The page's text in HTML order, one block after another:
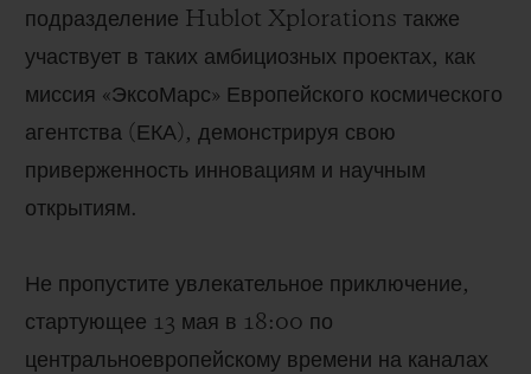
подразделение Hublot Xplorations также
участвует в таких амбициозных проектах, как
миссия «ЭксоМарс» Европейского космического
агентства (ЕКА), демонстрируя свою
приверженность инновациям и научным
открытиям.
Не пропустите увлекательное приключение,
стартующее 13 мая в 18:00 по
центральноевропейскому времени на каналах